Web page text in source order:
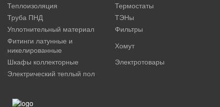
Теплоизоляция
Термостаты
Труба ПНД
ТЭНы
Уплотнительный материал
Фильтры
Фитинги латунные и
никелированные
Хомут
Шкафы коллекторные
Электротовары
Электрический теплый пол